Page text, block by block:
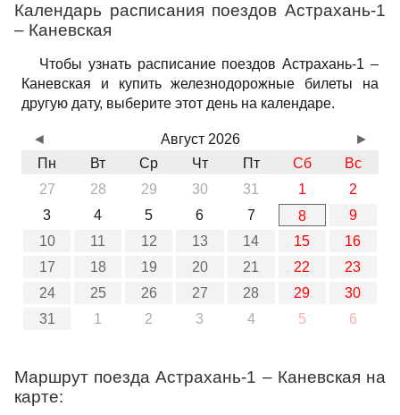
Календарь расписания поездов Астрахань-1
– Каневская
Чтобы узнать расписание поездов Астрахань-1 –
Каневская и купить железнодорожные билеты на
другую дату, выберите этот день на календаре.
Август 2026
Пн
Вт Ср Чт Пт Сб
Вс
27
28 29 30 31 1
2
3
4 5 6 7 8
9
10
11 12 13 14 15
16
17
18 19 20 21 22
23
24
25 26 27 28 29
30
31
1 2 3 4 5 6
◄ ►
Маршрут поезда Астрахань-1 – Каневская на
карте: